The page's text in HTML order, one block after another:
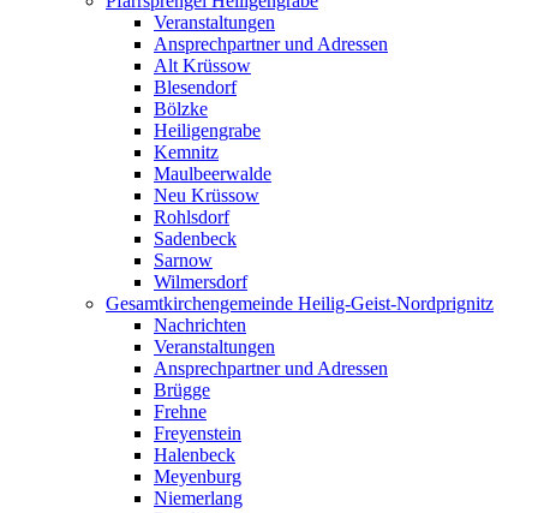
Veranstaltungen
Ansprechpartner und Adressen
Alt Krüssow
Blesendorf
Bölzke
Heiligengrabe
Kemnitz
Maulbeerwalde
Neu Krüssow
Rohlsdorf
Sadenbeck
Sarnow
Wilmersdorf
Gesamtkirchengemeinde Heilig-Geist-Nordprignitz
Nachrichten
Veranstaltungen
Ansprechpartner und Adressen
Brügge
Frehne
Freyenstein
Halenbeck
Meyenburg
Niemerlang